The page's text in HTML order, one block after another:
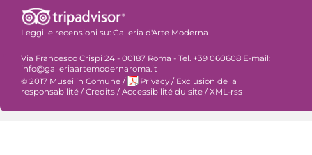
Leggi le recensioni su: Galleria d'Arte Moderna
Via Francesco Crispi 24 - 00187 Roma - Tel. +39 060608 E-mail:
info@galleriaartemodernaroma.it
© 2017 Musei in Comune / Privacy / Exclusion de la
responsabilité / Credits / Accessibilité du site / XML-rss